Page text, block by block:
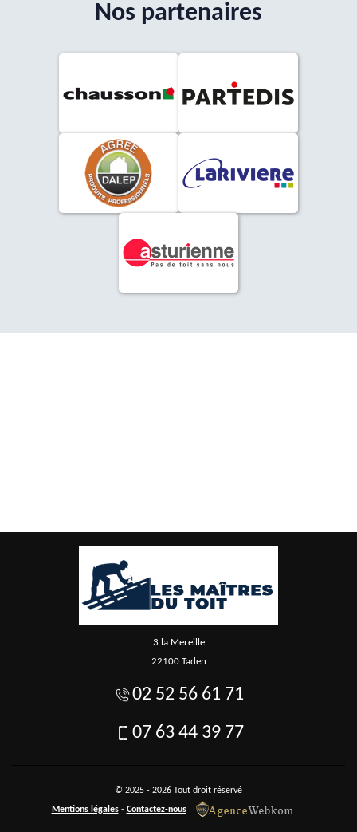
Nos partenaires
3 la Mereille
22100 Taden
02 52 56 61 71
07 63 44 39 77
© 2025 - 2026 Tout droit réservé
Mentions légales- Contactez-nous